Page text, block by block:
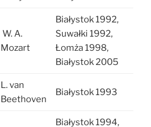
W. A.
Mozart
Białystok 1992,
Suwałki 1992,
Łomża 1998,
Białystok 2005
L. van
Beethoven
Białystok 1993
Białystok 1994,